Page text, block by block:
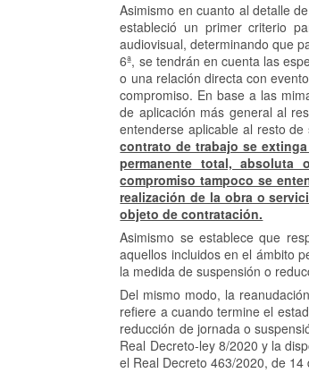
Asimismo en cuanto al detalle
estableció un primer criterio
audiovisual, determinando que
6ª, se tendrán en cuenta las
o una relación directa con
compromiso. En base a las
de aplicación más general al
entenderse aplicable al resto
contrato de trabajo se
permanente total,
compromiso tampoco se
realización de la obra o
objeto de contratación.
Asimismo se establece que
aquellos incluidos en el ámbito
la medida de suspensión o
Del mismo modo, la
refiere a cuando termine el
reducción de jornada o
Real Decreto-ley 8/2020 y la
el Real Decreto 463/2020, de